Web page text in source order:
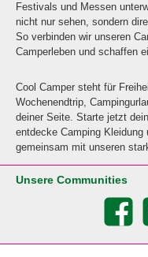
Festivals und Messen
nicht nur sehen, sondern
So verbinden wir unseren
Camperleben und schaffen
Cool Camper steht für
Wochenendtrip,
deiner Seite. Starte jetzt
entdecke Camping Kleidung
gemeinsam mit unseren
Unsere Communities
Facebook